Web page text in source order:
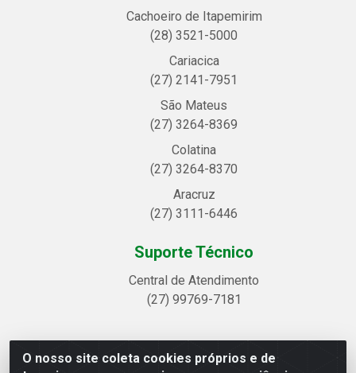
O nosso site coleta cookies próprios e de
Cachoeiro de Itapemirim
(28) 3521-5000
Cariacica
(27) 2141-7951
São Mateus
(27) 3264-8369
Colatina
(27) 3264-8370
Aracruz
(27) 3111-6446
Suporte Técnico
Central de Atendimento
(27) 99769-7181
Linhavix Distribuidora LTDA - Avenida Alegre, 2521 -